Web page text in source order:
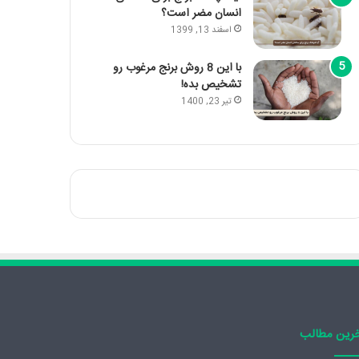
انسان مضر است؟
اسفند 13, 1399
با این 8 روش برنج مرغوب رو
تشخیص بده!
تیر 23, 1400
مطالب